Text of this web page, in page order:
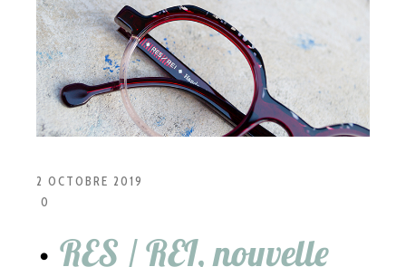
2 OCTOBRE 2019
0
RES / REI, nouvelle